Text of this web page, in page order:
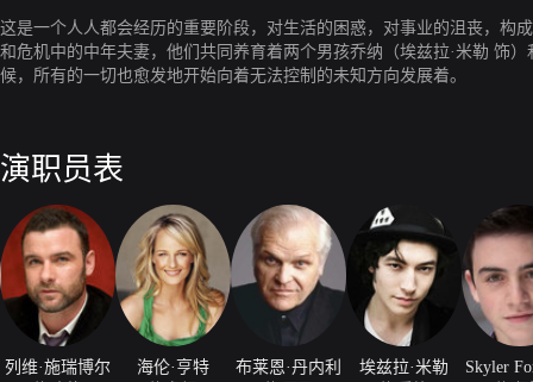
这是一个人人都会经历的重要阶段，对生活的困惑，对事业的沮丧，
和危机中的中年夫妻，他们共同养育着两个男孩乔纳（埃兹拉·米勒 饰
候，所有的一切也愈发地开始向着无法控制的未知方向发展着。
演职员表
列维·施瑞博尔 海伦·亨特 布莱恩·丹内利 埃兹拉·米勒 Skyler